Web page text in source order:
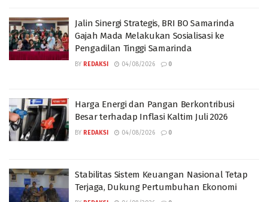
Jalin Sinergi Strategis, BRI BO Samarinda
Gajah Mada Melakukan Sosialisasi ke
Pengadilan Tinggi Samarinda
BY REDAKSI 04/08/2026 0
Harga Energi dan Pangan Berkontribusi
Besar terhadap Inflasi Kaltim Juli 2026
BY REDAKSI 04/08/2026 0
Stabilitas Sistem Keuangan Nasional Tetap
Terjaga, Dukung Pertumbuhan Ekonomi